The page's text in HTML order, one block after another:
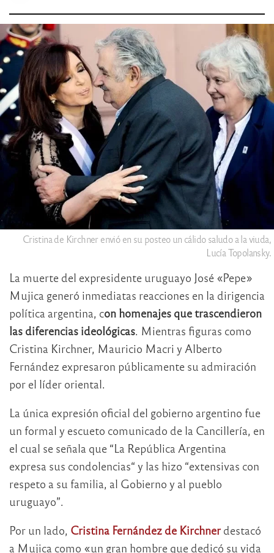
Cristina de Kirchner envió en su posteo un cálido saludo a la viuda,
Lucía Topolansky.
La muerte del expresidente uruguayo José «Pepe»
Mujica generó inmediatas reacciones en la dirigencia
política argentina, con homenajes que trascendieron
las diferencias ideológicas. Mientras figuras como
Cristina Kirchner, Mauricio Macri y Alberto
Fernández expresaron públicamente su admiración
por el líder oriental.
La única expresión oficial del gobierno argentino fue
un formal y escueto comunicado de la Cancillería, en
el cual se señala que “La República Argentina
expresa sus condolencias“ y las hizo “extensivas con
respeto a su familia, al Gobierno y al pueblo
uruguayo”.
Por un lado, Cristina Fernández de Kirchner destacó
a Mujica como «un gran hombre que dedicó su vida